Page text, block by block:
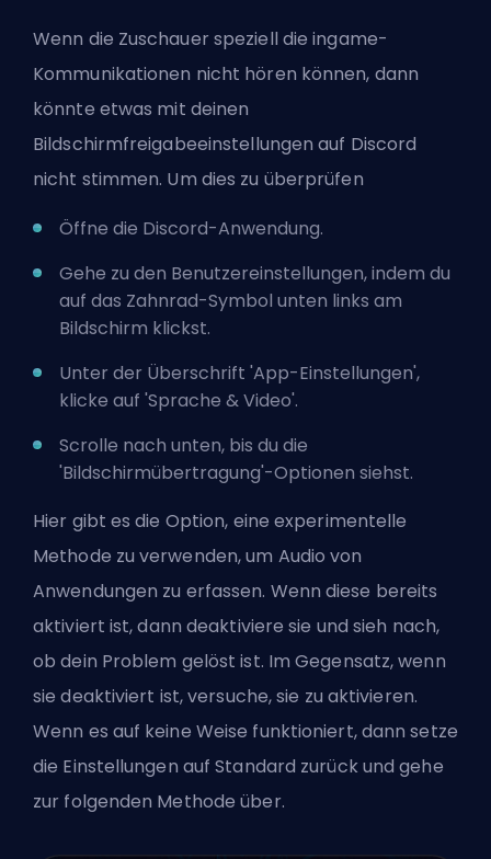
Wenn die Zuschauer speziell die ingame-
Kommunikationen nicht hören können, dann
könnte etwas mit deinen
Bildschirmfreigabeeinstellungen auf Discord
nicht stimmen. Um dies zu überprüfen
Öffne die Discord-Anwendung.
Gehe zu den Benutzereinstellungen, indem du
auf das Zahnrad-Symbol unten links am
Bildschirm klickst.
Unter der Überschrift 'App-Einstellungen',
klicke auf 'Sprache & Video'.
Scrolle nach unten, bis du die
'Bildschirmübertragung'-Optionen siehst.
Hier gibt es die Option, eine experimentelle
Methode zu verwenden, um Audio von
Anwendungen zu erfassen. Wenn diese bereits
aktiviert ist, dann deaktiviere sie und sieh nach,
ob dein Problem gelöst ist. Im Gegensatz, wenn
sie deaktiviert ist, versuche, sie zu aktivieren.
Wenn es auf keine Weise funktioniert, dann setze
die Einstellungen auf Standard zurück und gehe
zur folgenden Methode über.